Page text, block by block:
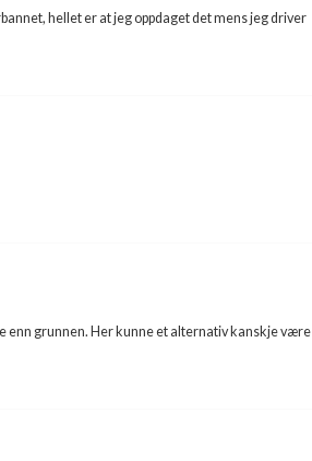
hellet er at jeg oppdaget det mens jeg driver
enn grunnen. Her kunne et alternativ kanskje være